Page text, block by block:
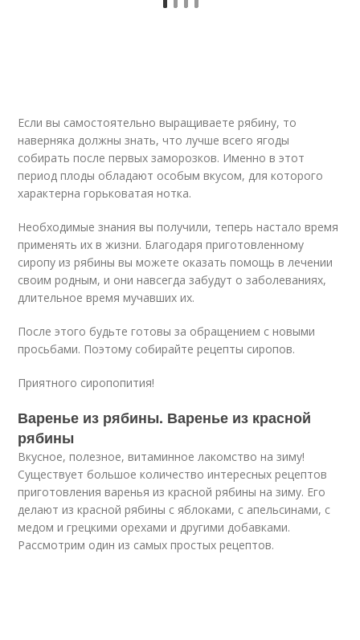
Если вы самостоятельно выращиваете рябину, то
наверняка должны знать, что лучше всего ягоды
собирать после первых заморозков. Именно в этот
период плоды обладают особым вкусом, для которого
характерна горьковатая нотка.
Необходимые знания вы получили, теперь настало время
применять их в жизни. Благодаря приготовленному
сиропу из рябины вы можете оказать помощь в лечении
своим родным, и они навсегда забудут о заболеваниях,
длительное время мучавших их.
После этого будьте готовы за обращением с новыми
просьбами. Поэтому собирайте рецепты сиропов.
Приятного сиропопития!
Варенье из рябины. Варенье из красной
рябины
Вкусное, полезное, витаминное лакомство на зиму!
Существует большое количество интересных рецептов
приготовления варенья из красной рябины на зиму. Его
делают из красной рябины с яблоками, с апельсинами, с
медом и грецкими орехами и другими добавками.
Рассмотрим один из самых простых рецептов.